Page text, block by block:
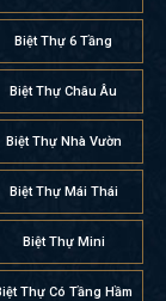
Biệt Thự 6 Tầng
Biệt Thự Châu Âu
Biệt Thự Nhà Vườn
Biệt Thự Mái Thái
Biệt Thự Mini
Thự Có Tầng Hầm